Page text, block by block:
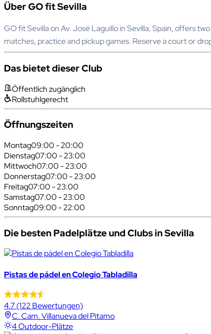
Über GO fit Sevilla
GO fit Sevilla on Av. José Laguillo in Sevilla, Spain, offers
matches, practice and pickup games. Reserve a court or
Das bietet dieser Club
Öffentlich zugänglich
Rollstuhlgerecht
Öffnungszeiten
Montag09:00 - 20:00
Dienstag07:00 - 23:00
Mittwoch07:00 - 23:00
Donnerstag07:00 - 23:00
Freitag07:00 - 23:00
Samstag07:00 - 23:00
Sonntag09:00 - 22:00
Die besten Padelplätze und Clubs in Sevilla
Pistas de pádel en Colegio Tabladilla
4.7(122 Bewertungen)
C. Cam. Villanueva del Pitamo
4 Outdoor-Plätze